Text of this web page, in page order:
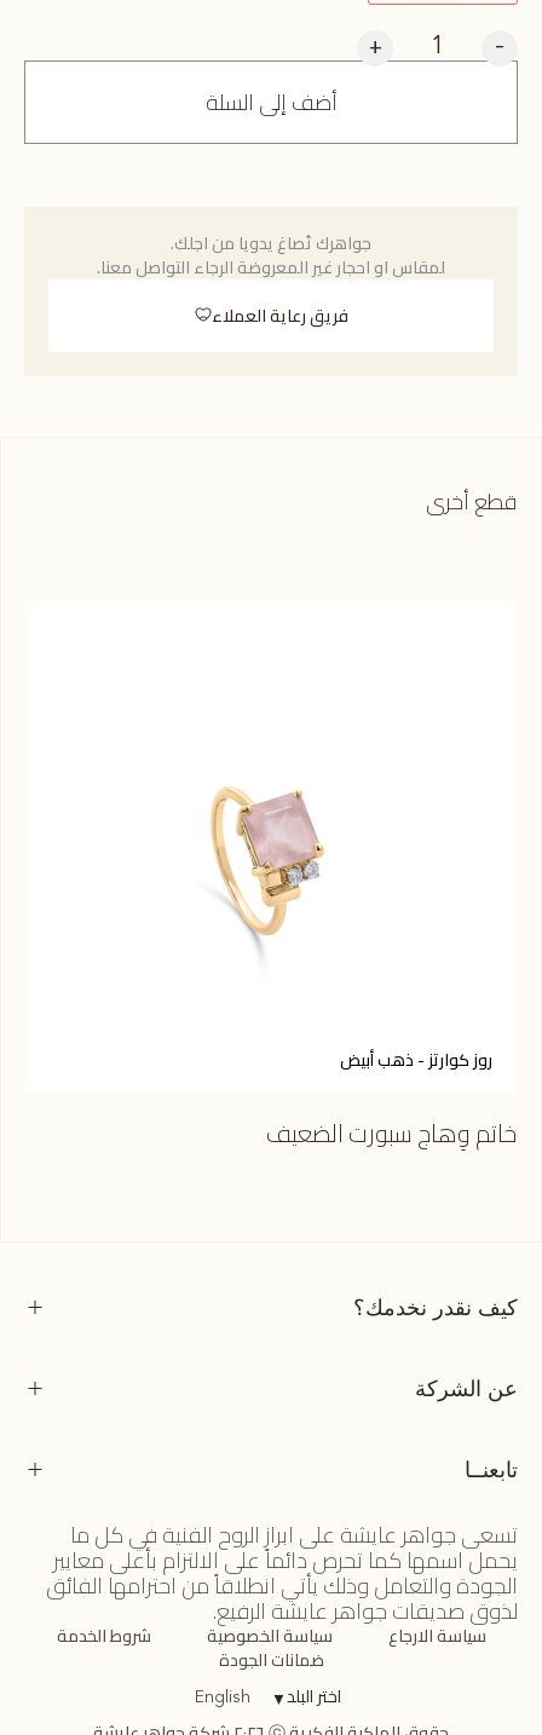
-
+
أضف إلى السلة
جواهرك تُصاغ يدويا من اجلك.
لمقاس او احجار غير المعروضة الرجاء التواصل معنا.
فريق رعاية العملاء
قطع أخرى
روز كوارتز - ذهب أبيض
خاتم وِهاج سبورت الضعيف
كيف نقدر نخدمك؟
عن الشركة
تابعنــا
تسعى جواهر عايشة على ابراز الروح الفنية في كل ما
يحمل اسمها كما تحرص دائماً على الالتزام بأعلى معايير
الجودة والتعامل وذلك يأتي انطلاقاً من احترامها الفائق
لذوق صديقات جواهر عايشة الرفيع.
سياسة الارجاع سياسة الخصوصية شروط الخدمة
ضمانات الجودة
اختر البلد▼
English